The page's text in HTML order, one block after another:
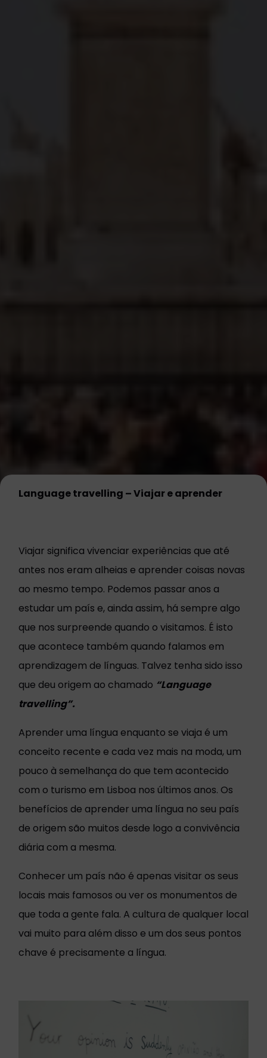
Language travelling – Viajar e aprender
Viajar significa vivenciar experiências que até
antes nos eram alheias e aprender coisas novas
ao mesmo tempo. Podemos passar anos a
estudar um país e, ainda assim, há sempre algo
que nos surpreende quando o visitamos. É isto
que acontece também quando falamos em
aprendizagem de línguas. Talvez tenha sido isso
que deu origem ao chamado “Language
travelling”.
Aprender uma língua enquanto se viaja é um
conceito recente e cada vez mais na moda, um
pouco à semelhança do que tem acontecido
com o turismo em Lisboa nos últimos anos. Os
benefícios de aprender uma língua no seu país
de origem são muitos desde logo a convivência
diária com a mesma.
Conhecer um país não é apenas visitar os seus
locais mais famosos ou ver os monumentos de
que toda a gente fala. A cultura de qualquer local
vai muito para além disso e um dos seus pontos
chave é precisamente a língua.